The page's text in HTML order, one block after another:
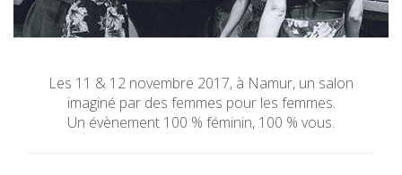
Les 11 & 12 novembre 2017, à Namur, un salon
imaginé par des femmes pour les femmes.
Un évènement 100 % féminin, 100 % vous.